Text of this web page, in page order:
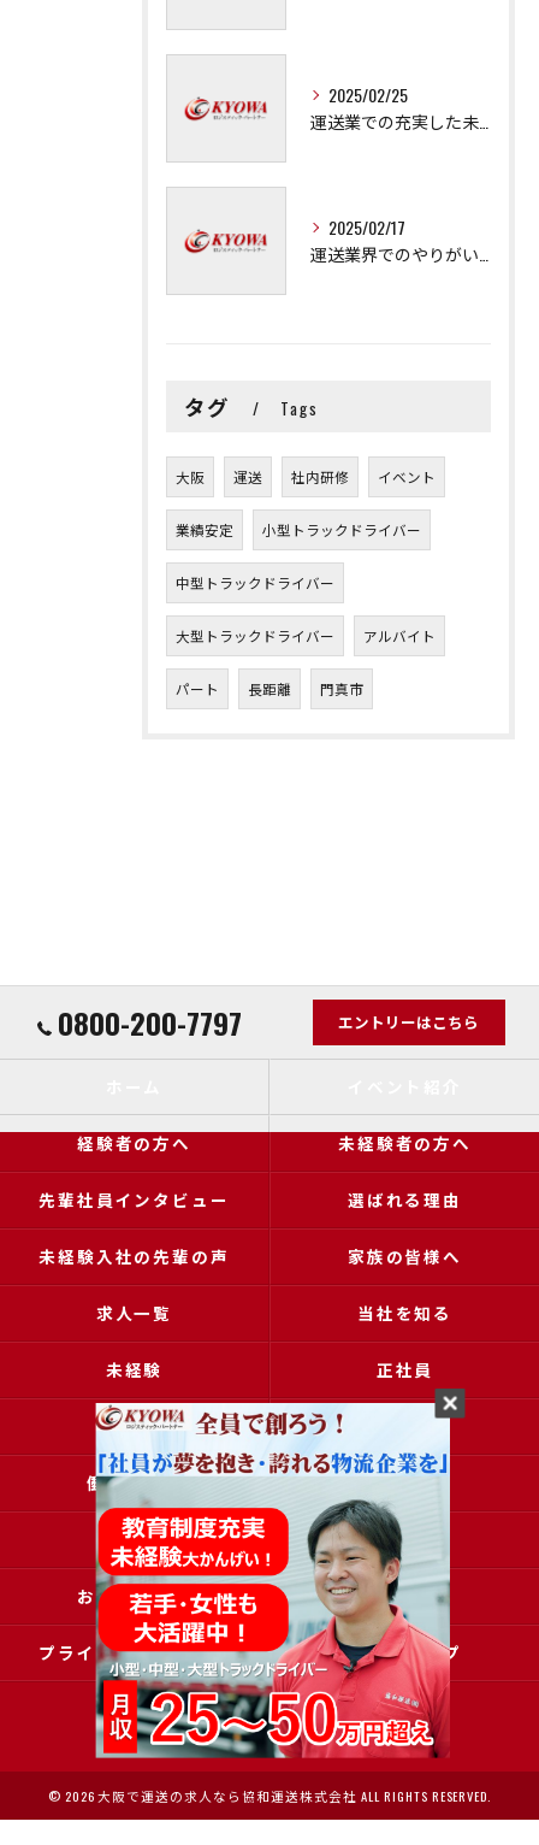
2025/02/25
2025/02/17
タグ Tags
大阪 運送 社内研修 イベント
業績安定 小型トラックドライバー
中型トラックドライバー
大型トラックドライバー アルバイト
パート 長距離 門真市
0800-200-7797 エントリーはこちら
経験者の方へ 未経験者の方へ
先輩社員インタビュー 選ばれる理由
未経験入社の先輩の声 家族の皆様へ
求人一覧 当社を知る
未経験 正社員
高収入
働きやすい アクセス
ブログ コラム
お問い合わせ 採用申込
プライバシーポリシー サイトマップ
© 2026 大阪で運送の求人なら協和運送株式会社 ALL RIGHTS RESERVED.